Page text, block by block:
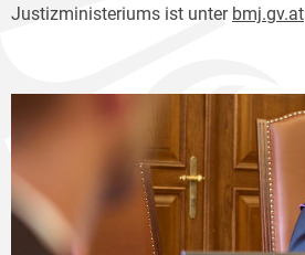
Justizministeriums ist unter bmj.gv.at